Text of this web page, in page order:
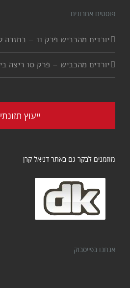
פוסטים אחרונים
יורדים מהכביש פרק 11 – בחזרה להתחלה
יורדים מהכביש – פרק 10 ריצה בירידה
ייעוץ תזונתי
מוזמנים לבקר גם באתר דניאל קרן
אנחנו בפייסבוק